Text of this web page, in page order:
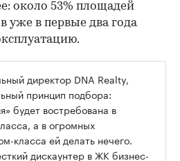
около 53% площадей
уже в первые два года
директор DNA Realty,
принцип подбора:
будет востребована в
а в огромных
класса ей делать нечего.
дискаунтер в ЖК бизнес-